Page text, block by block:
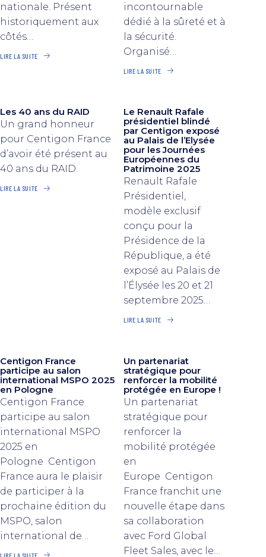
nationale. Présent
historiquement aux
côtés…
LIRE LA SUITE
incontournable
dédié à la sûreté et à
la sécurité.
Organisé…
LIRE LA SUITE
Les 40 ans du RAID
Un grand honneur
pour Centigon France
d’avoir été présent au
40 ans du RAID.
LIRE LA SUITE
Le Renault Rafale
présidentiel blindé
par Centigon exposé
au Palais de l’Elysée
pour les Journées
Européennes du
Patrimoine 2025
Renault Rafale
Présidentiel,
modèle exclusif
conçu pour la
Présidence de la
République, a été
exposé au Palais de
l’Élysée les 20 et 21
septembre 2025…
LIRE LA SUITE
Centigon France
participe au salon
international MSPO 2025
en Pologne
Centigon France
participe au salon
international MSPO
2025 en
Pologne Centigon
France aura le plaisir
de participer à la
prochaine édition du
MSPO, salon
international de…
LIRE LA SUITE
Un partenariat
stratégique pour
renforcer la mobilité
protégée en Europe !
Un partenariat
stratégique pour
renforcer la
mobilité protégée
en
Europe Centigon
France franchit une
nouvelle étape dans
sa collaboration
avec Ford Global
Fleet Sales, avec le…